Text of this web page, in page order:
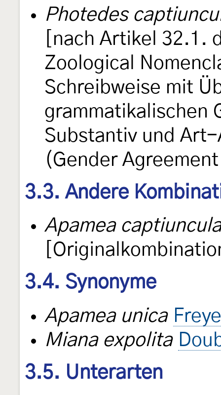
Photedes
[nach Artikel 32.1.
Zoological
Schreibweise mit
grammatikalischen
Substantiv und
(Gender
3.3. Andere
Apamea captiuncula
3.4. Synonyme
Apamea unica
Miana expolita
3.5. Unterarten